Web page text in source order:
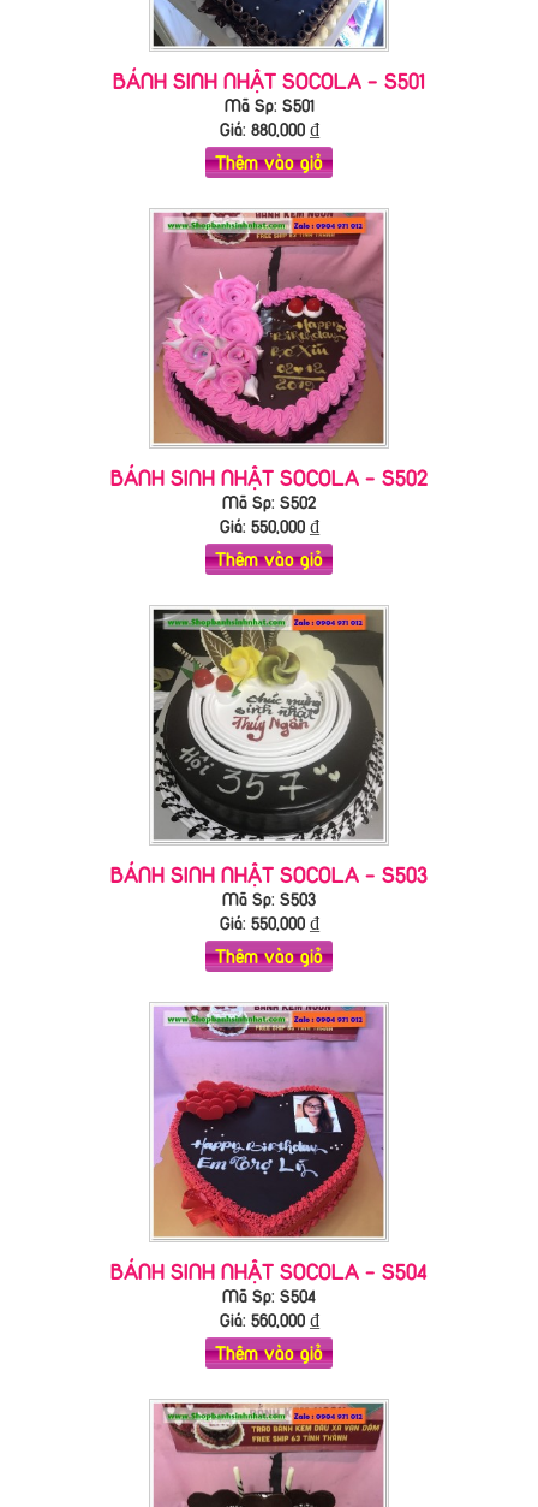
BÁNH SINH NHẬT SOCOLA - S501
Mã Sp: S501
Giá: 880,000₫
Thêm vào giỏ
BÁNH SINH NHẬT SOCOLA - S502
Mã Sp: S502
Giá: 550,000₫
Thêm vào giỏ
BÁNH SINH NHẬT SOCOLA - S503
Mã Sp: S503
Giá: 550,000₫
Thêm vào giỏ
BÁNH SINH NHẬT SOCOLA - S504
Mã Sp: S504
Giá: 560,000₫
Thêm vào giỏ